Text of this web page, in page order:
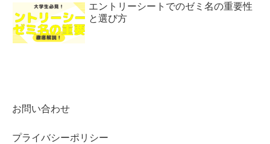
エントリーシートでのゼミ名の重要性
と選び方
お問い合わせ
プライバシーポリシー